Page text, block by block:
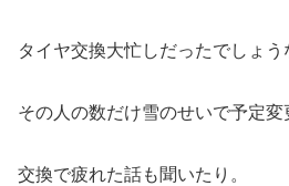
タイヤ交換大忙しだったでしょう
その人の数だけ雪のせいで予定変
交換で疲れた話も聞いたり。